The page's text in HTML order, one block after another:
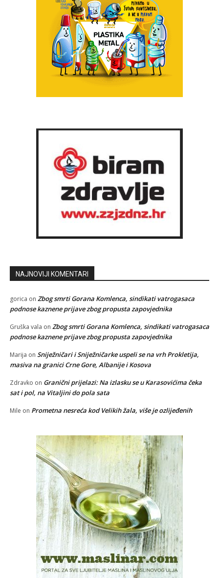
NAJNOVIJI KOMENTARI
gorica on Zbog smrti Gorana Komlenca, sindikati vatrogasaca
podnose kaznene prijave zbog propusta zapovjednika
Gruška vala on Zbog smrti Gorana Komlenca, sindikati vatrogasaca
podnose kaznene prijave zbog propusta zapovjednika
Marija on Sniježničari i Sniježničarke uspeli se na vrh Prokletija,
masiva na granici Crne Gore, Albanije i Kosova
Zdravko on Granični prijelazi: Na izlasku se u Karasovićima čeka
sat i pol, na Vitaljini do pola sata
Mile on Prometna nesreća kod Velikih žala, više je ozlijeđenih